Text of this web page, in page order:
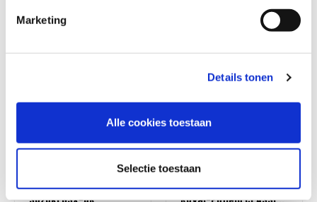
Marketing
Details tonen
Alle cookies toestaan
Selectie toestaan
MotoPort Goes
MotoPort Goes
SuzukiGSX-8R
Royal-EnfieldCLASSIC 350